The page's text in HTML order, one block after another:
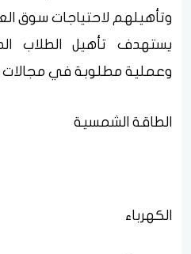
وتأهيلهم لاحتياجات سوق
يستهدف تأهيل الطلاب
وعملية مطلوبة في مجالات
الطاقة الشمسية
الكهرباء